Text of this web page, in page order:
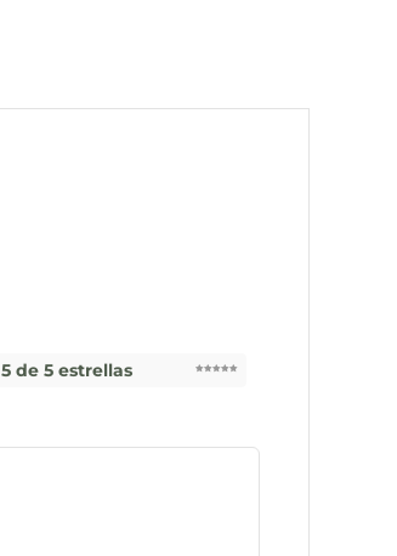
5 de 5 estrellas